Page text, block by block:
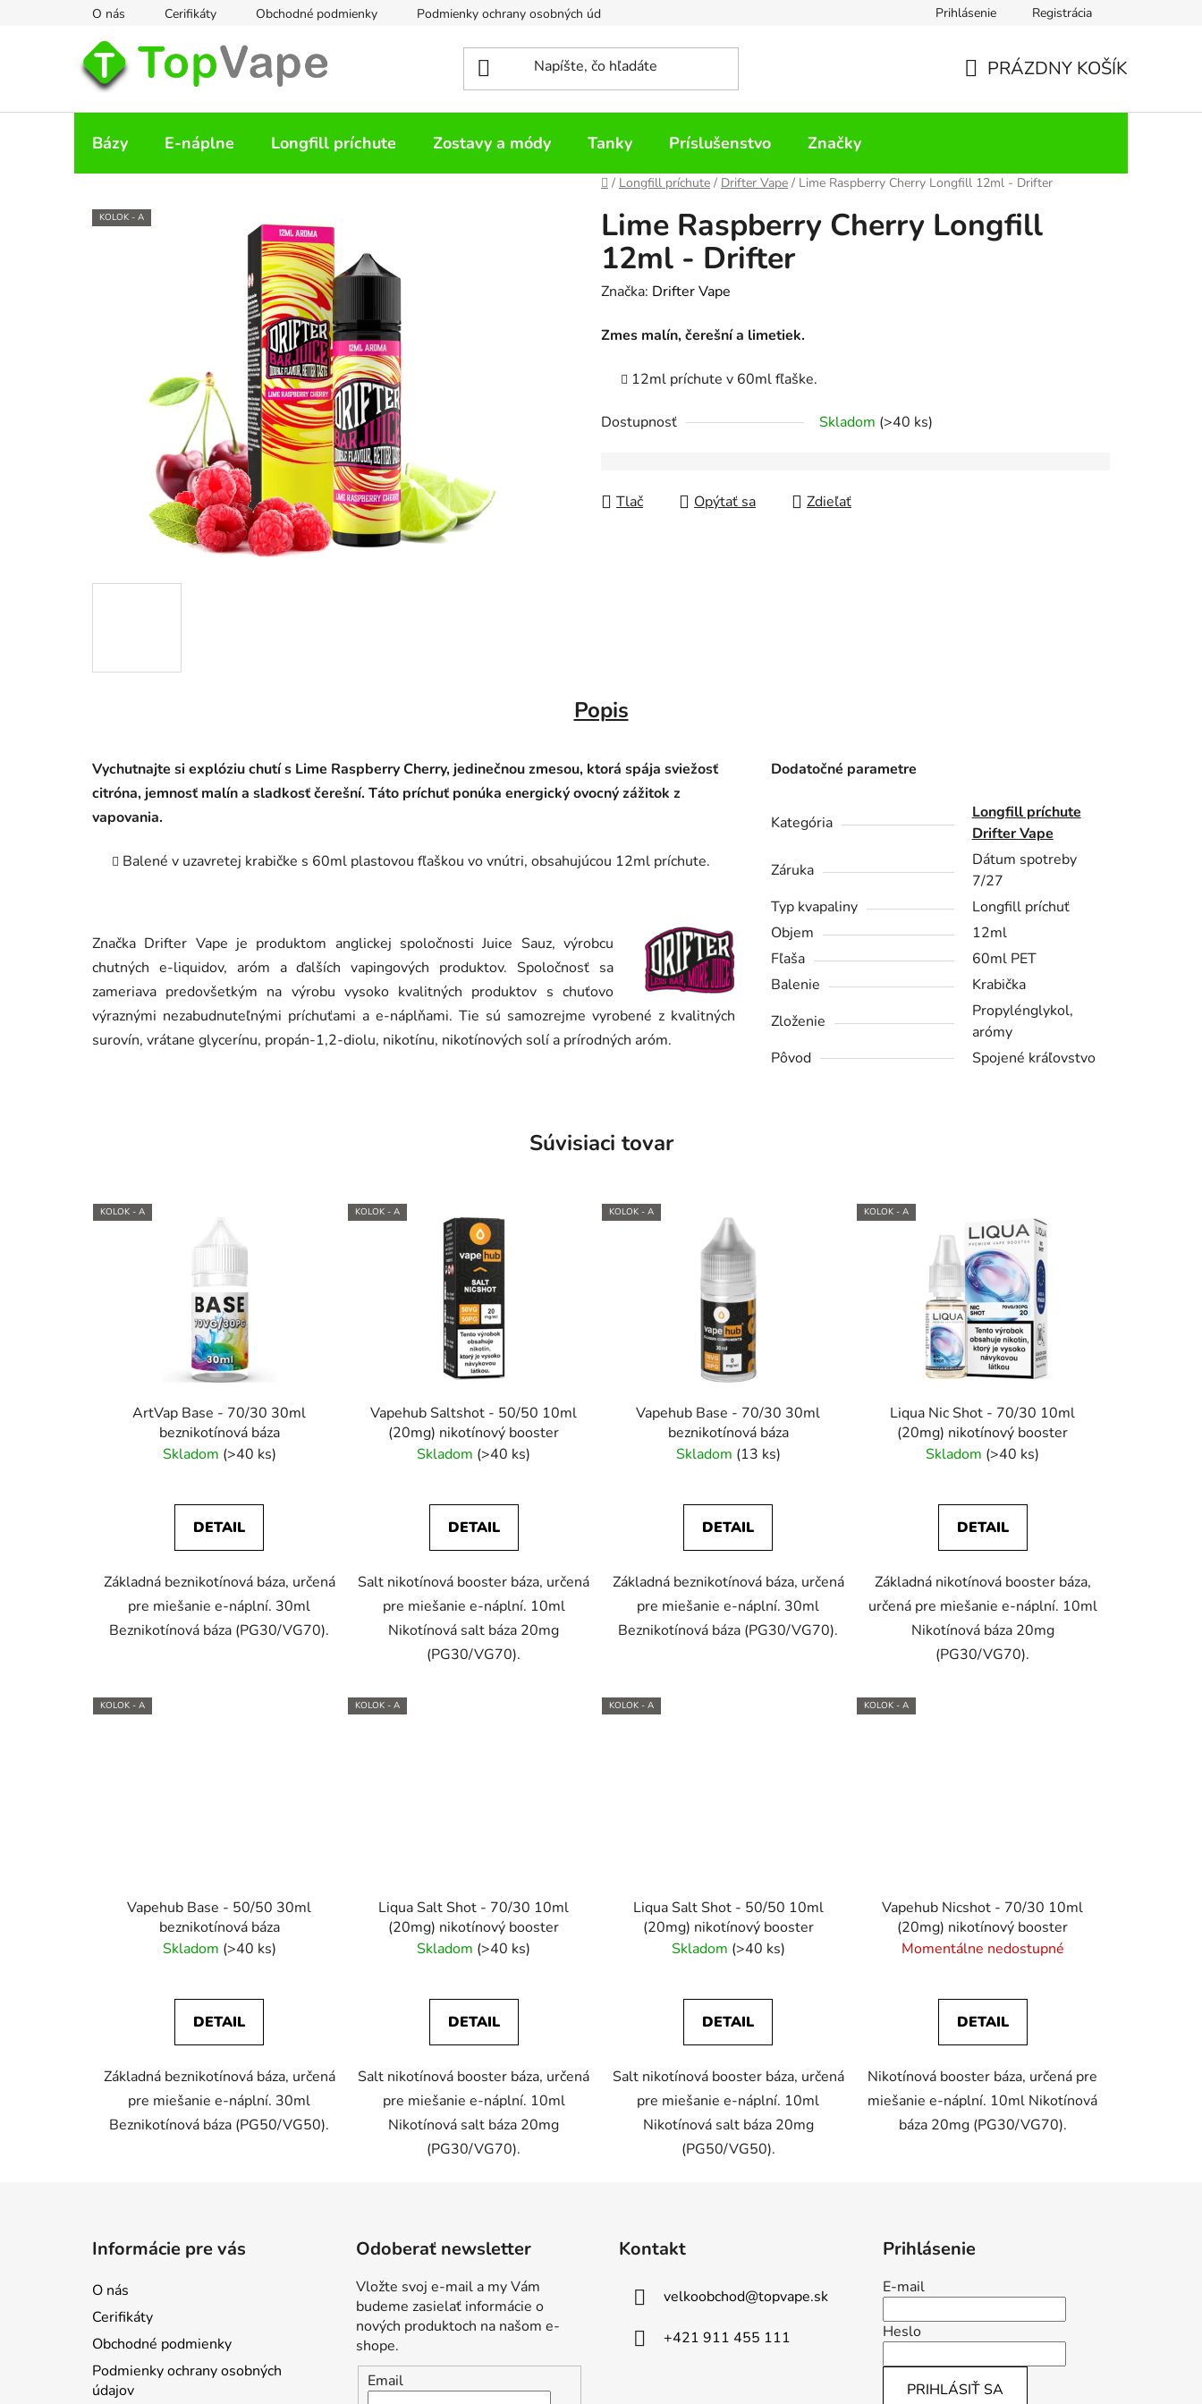
O nás Cerifikáty Obchodné podmienky Podmienky ochrany osobných údajov Prihlásenie Registrácia
PRÁZDNY KOŠÍK
Bázy E-náplne Longfill príchute Zostavy a módy Tanky Príslušenstvo Značky
Domov
/ Longfill príchute / Drifter Vape / Lime Raspberry Cherry Longfill 12ml - Drifter
Lime Raspberry Cherry Longfill
12ml - Drifter
Značka: Drifter Vape
Zmes malín, čerešní a limetiek.
12ml príchute v 60ml fľaške.
Dostupnosť Skladom (>40 ks)
Tlač Opýtať sa Zdieľať
KOLOK - A
Popis
Vychutnajte si explóziu chutí s Lime Raspberry Cherry, jedinečnou zmesou, ktorá spája sviežosť
citróna, jemnosť malín a sladkosť čerešní. Táto príchuť ponúka energický ovocný zážitok z
vapovania.
Balené v uzavretej krabičke s 60ml plastovou fľaškou vo vnútri, obsahujúcou 12ml príchute.
Značka Drifter Vape je produktom anglickej spoločnosti Juice Sauz, výrobcu
chutných e-liquidov, aróm a ďalších vapingových produktov. Spoločnosť sa
zameriava predovšetkým na výrobu vysoko kvalitných produktov s chuťovo
výraznými nezabudnuteľnými príchuťami a e-náplňami. Tie sú samozrejme vyrobené z kvalitných
surovín, vrátane glycerínu, propán-1,2-diolu, nikotínu, nikotínových solí a prírodných aróm.
Dodatočné parametre
Kategória
Longfill príchute
Drifter Vape
Záruka
Dátum spotreby
7/27
Typ kvapaliny
Longfill príchuť
Objem
12ml
Fľaša
60ml PET
Balenie
Krabička
Zloženie
Propylénglykol,
arómy
Pôvod
Spojené kráľovstvo
Súvisiaci tovar
KOLOK - A
ArtVap Base - 70/30 30ml
beznikotínová báza
Skladom (>40 ks)
DETAIL
Základná beznikotínová báza, určená
pre miešanie e-náplní. 30ml
Beznikotínová báza (PG30/VG70).
KOLOK - A
Vapehub Saltshot - 50/50 10ml
(20mg) nikotínový booster
Skladom (>40 ks)
DETAIL
Salt nikotínová booster báza, určená
pre miešanie e-náplní. 10ml
Nikotínová salt báza 20mg
(PG30/VG70).
KOLOK - A
Vapehub Base - 70/30 30ml
beznikotínová báza
Skladom (13 ks)
DETAIL
Základná beznikotínová báza, určená
pre miešanie e-náplní. 30ml
Beznikotínová báza (PG30/VG70).
KOLOK - A
Liqua Nic Shot - 70/30 10ml
(20mg) nikotínový booster
Skladom (>40 ks)
DETAIL
Základná nikotínová booster báza,
určená pre miešanie e-náplní. 10ml
Nikotínová báza 20mg
(PG30/VG70).
KOLOK - A
Vapehub Base - 50/50 30ml
beznikotínová báza
Skladom (>40 ks)
DETAIL
Základná beznikotínová báza, určená
pre miešanie e-náplní. 30ml
Beznikotínová báza (PG50/VG50).
KOLOK - A
Liqua Salt Shot - 70/30 10ml
(20mg) nikotínový booster
Skladom (>40 ks)
DETAIL
Salt nikotínová booster báza, určená
pre miešanie e-náplní. 10ml
Nikotínová salt báza 20mg
(PG30/VG70).
KOLOK - A
Liqua Salt Shot - 50/50 10ml
(20mg) nikotínový booster
Skladom (>40 ks)
DETAIL
Salt nikotínová booster báza, určená
pre miešanie e-náplní. 10ml
Nikotínová salt báza 20mg
(PG50/VG50).
KOLOK - A
Vapehub Nicshot - 70/30 10ml
(20mg) nikotínový booster
Momentálne nedostupné
DETAIL
Nikotínová booster báza, určená pre
miešanie e-náplní. 10ml Nikotínová
báza 20mg (PG30/VG70).
Informácie pre vás
O nás
Cerifikáty
Obchodné podmienky
Podmienky ochrany osobných
údajov
Odoberať newsletter
Vložte svoj e-mail a my Vám
budeme zasielať informácie o
nových produktoch na našom e-
shope.
Email
Kontakt
velkoobchod@topvape.sk
+421 911 455 111
Prihlásenie
E-mail
Heslo
PRIHLÁSIŤ SA